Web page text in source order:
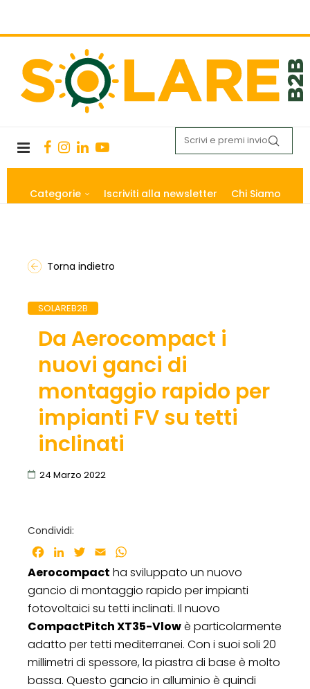
Categorie Iscriviti alla newsletter Chi Siamo
Torna indietro
SOLAREB2B
Da Aerocompact i
nuovi ganci di
montaggio rapido per
impianti FV su tetti
inclinati
24 Marzo 2022
Condividi:
Facebook
LinkedInTwitter
Email
Aerocompact ha sviluppato un nuovo
gancio di montaggio rapido per impianti
fotovoltaici su tetti inclinati. Il nuovo
CompactPitch XT35-Vlowè particolarmente
adatto per tetti mediterranei. Con i suoi soli 20
millimetri di spessore, la piastra di base è molto
bassa. Questo gancio in alluminio è quindi